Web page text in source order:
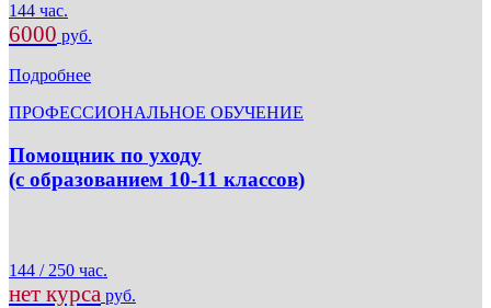
144 час.
6000 руб.
Подробнее
ПРОФЕССИОНАЛЬНОЕ ОБУЧЕНИЕ
Помощник по уходу
(с образованием 10-11 классов)
144 / 250 час.
нет курса руб.